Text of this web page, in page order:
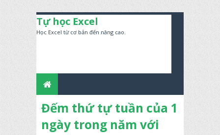
Tự học Excel
Học Excel từ cơ bản đến nâng cao.
Đếm thứ tự tuần của 1
ngày trong năm với